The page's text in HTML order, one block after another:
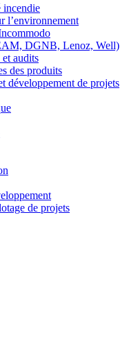
incendie
l’environnement
DGNB, Lenoz, Well)
audits
des produits
développement de projets
de projets